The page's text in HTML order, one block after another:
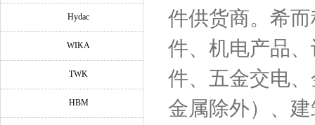
Hydac
WIKA
TWK
HBM
件供货商。希
件、机电产品
件、五金交电
金属除外）、